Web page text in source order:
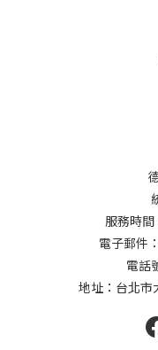
服務時
電子郵件
電話
地址：台北市